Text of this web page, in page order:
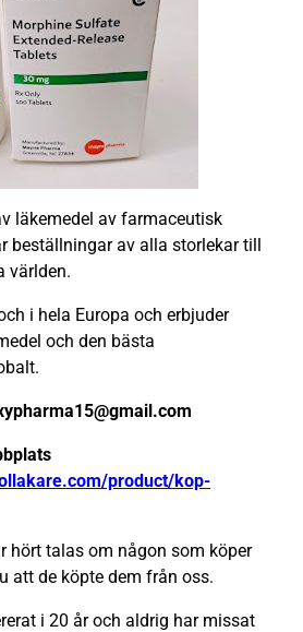
läkemedel av farmaceutisk
beställningar av alla storlekar till
världen.
i hela Europa och erbjuder
och den bästa
product/kop-
hört talas om någon som köper
att de köpte dem från oss.
i 20 år och aldrig har missat